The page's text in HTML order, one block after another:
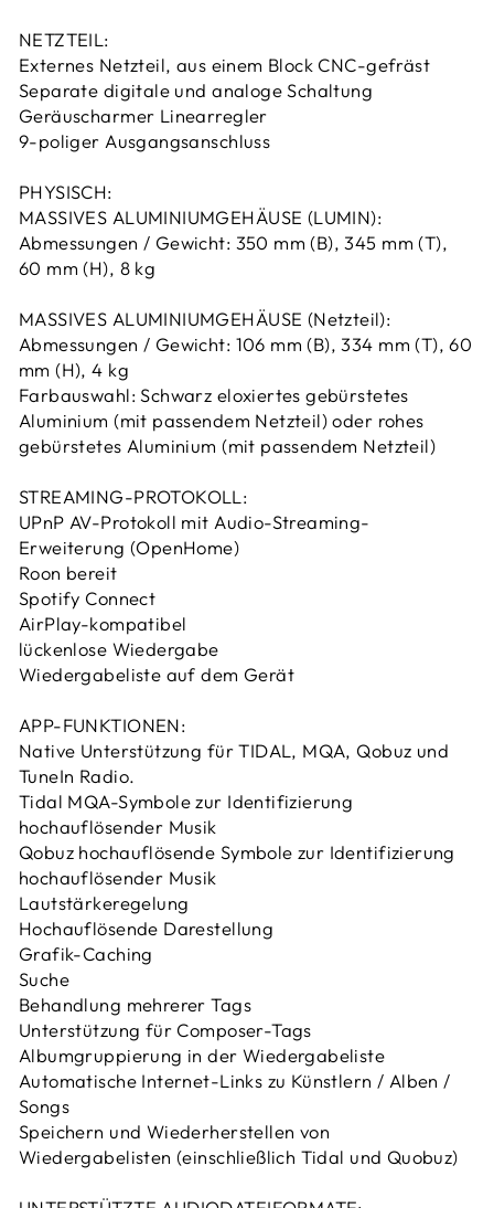
NETZTEIL:
Externes Netzteil, aus einem Block CNC-gefräst
Separate digitale und analoge Schaltung
Geräuscharmer Linearregler
9-poliger Ausgangsanschluss
PHYSISCH:
MASSIVES ALUMINIUMGEHÄUSE (LUMIN):
Abmessungen / Gewicht: 350 mm (B), 345 mm (T),
60 mm (H), 8 kg
MASSIVES ALUMINIUMGEHÄUSE (Netzteil):
Abmessungen / Gewicht: 106 mm (B), 334 mm (T), 60
mm (H), 4 kg
Farbauswahl: Schwarz eloxiertes gebürstetes
Aluminium (mit passendem Netzteil) oder rohes
gebürstetes Aluminium (mit passendem Netzteil)
STREAMING-PROTOKOLL:
UPnP AV-Protokoll mit Audio-Streaming-
Erweiterung (OpenHome)
Roon bereit
Spotify Connect
AirPlay-kompatibel
lückenlose Wiedergabe
Wiedergabeliste auf dem Gerät
APP-FUNKTIONEN:
Native Unterstützung für TIDAL, MQA, Qobuz und
TuneIn Radio.
Tidal MQA-Symbole zur Identifizierung
hochauflösender Musik
Qobuz hochauflösende Symbole zur Identifizierung
hochauflösender Musik
Lautstärkeregelung
Hochauflösende Darestellung
Grafik-Caching
Suche
Behandlung mehrerer Tags
Unterstützung für Composer-Tags
Albumgruppierung in der Wiedergabeliste
Automatische Internet-Links zu Künstlern / Alben /
Songs
Speichern und Wiederherstellen von
Wiedergabelisten (einschließlich Tidal und Quobuz)